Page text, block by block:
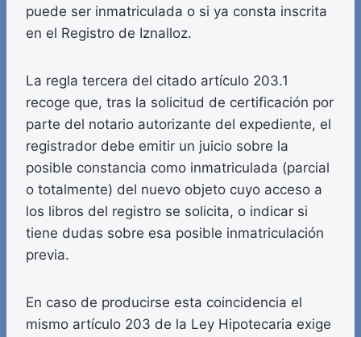
puede ser inmatriculada o si ya consta inscrita
en el Registro de Iznalloz.
La regla tercera del citado artículo 203.1
recoge que, tras la solicitud de certificación por
parte del notario autorizante del expediente, el
registrador debe emitir un juicio sobre la
posible constancia como inmatriculada (parcial
o totalmente) del nuevo objeto cuyo acceso a
los libros del registro se solicita, o indicar si
tiene dudas sobre esa posible inmatriculación
previa.
En caso de producirse esta coincidencia el
mismo artículo 203 de la Ley Hipotecaria exige